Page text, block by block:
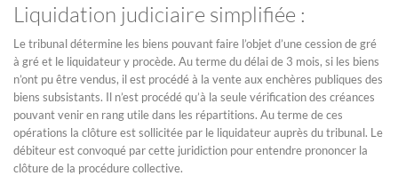
Liquidation judiciaire simplifiée :
Le tribunal détermine les biens pouvant faire l’objet d’une cession de gré
à gré et le liquidateur y procède. Au terme du délai de 3 mois, si les biens
n’ont pu être vendus, il est procédé à la vente aux enchères publiques des
biens subsistants. Il n’est procédé qu’à la seule vérification des créances
pouvant venir en rang utile dans les répartitions. Au terme de ces
opérations la clôture est sollicitée par le liquidateur auprès du tribunal. Le
débiteur est convoqué par cette juridiction pour entendre prononcer la
clôture de la procédure collective.